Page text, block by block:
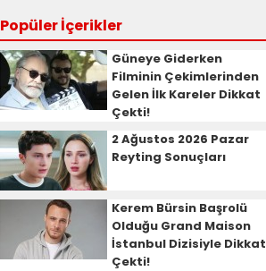
Popüler İçerikler
Güneye Giderken
Filminin Çekimlerinden
Gelen İlk Kareler Dikkat
Çekti!
2 Ağustos 2026 Pazar
Reyting Sonuçları
Kerem Bürsin Başrolü
Olduğu Grand Maison
İstanbul Dizisiyle Dikkat
Çekti!